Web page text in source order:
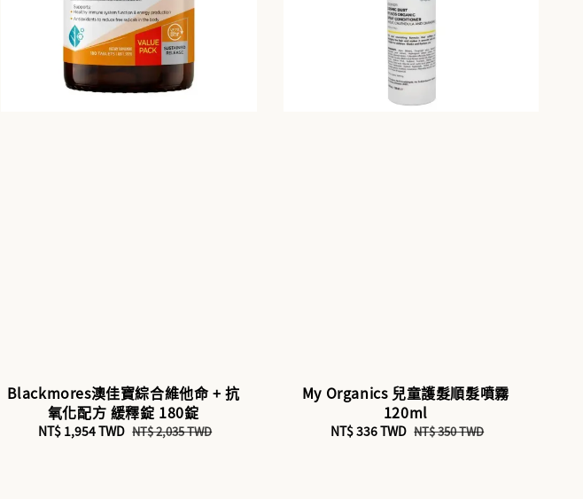
Blackmores澳佳寶綜合維他命 + 抗
氧化配方 緩釋錠 180錠
Sale
NT$ 1,954 TWD Regular
NT$ 2,035 TWD
My Organics 兒童護髮順髮噴霧
120ml
Sale
NT$ 336 TWD Regular
NT$ 350 TWD